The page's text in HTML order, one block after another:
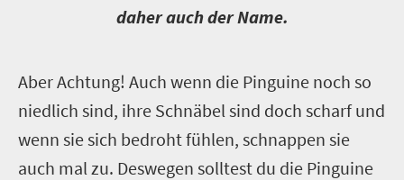
daher auch der Name.
Aber Achtung! Auch wenn die Pinguine noch so
niedlich sind, ihre Schnäbel sind doch scharf und
wenn sie sich bedroht fühlen, schnappen sie
auch mal zu. Deswegen solltest du die Pinguine